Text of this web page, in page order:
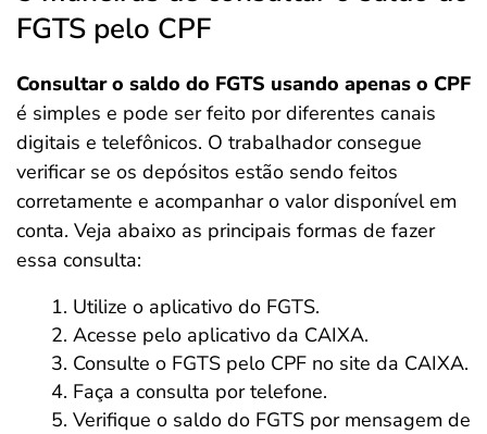
FGTS pelo CPF
Consultar o saldo do FGTS usando apenas o CPF
é simples e pode ser feito por diferentes canais
digitais e telefônicos. O trabalhador consegue
verificar se os depósitos estão sendo feitos
corretamente e acompanhar o valor disponível em
conta. Veja abaixo as principais formas de fazer
essa consulta:
Utilize o aplicativo do FGTS.
Acesse pelo aplicativo da CAIXA.
Consulte o FGTS pelo CPF no site da CAIXA.
Faça a consulta por telefone.
Verifique o saldo do FGTS por mensagem de